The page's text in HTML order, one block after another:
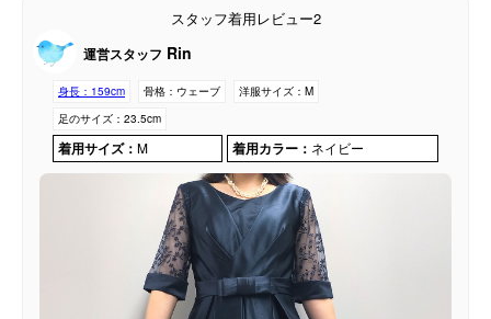
スタッフ着用レビュー2
運営スタッフ Rin
身長： 159cm 骨格： ウェーブ 洋服サイズ： M
足のサイズ： 23.5cm
着用サイズ： M 着用カラー： ネイビー